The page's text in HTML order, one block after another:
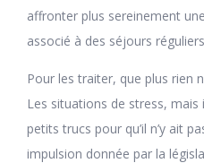
affronter plus sereinement
associé à des séjours
Pour les traiter, que plus rien
Les situations de stress,
petits trucs pour qu’il n’y ait
impulsion donnée par la